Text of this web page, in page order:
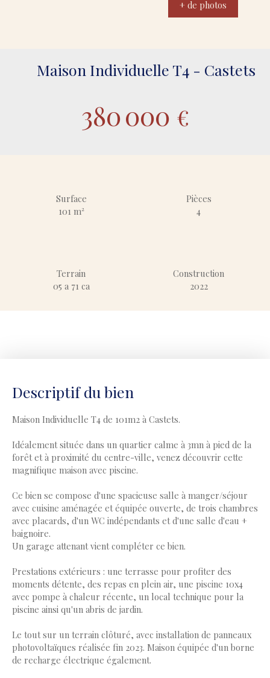
+ de photos
Maison Individuelle T4 - Castets
380 000 €
Surface
101 m²
Pièces
4
Terrain
05 a 71 ca
Construction
2022
Descriptif du bien
Maison Individuelle T4 de 101m2 à Castets.
Idéalement située dans un quartier calme à 3mn à pied de la
forêt et à proximité du centre-ville, venez découvrir cette
magnifique maison avec piscine.
Ce bien se compose d'une spacieuse salle à manger/séjour
avec cuisine aménagée et équipée ouverte, de trois chambres
avec placards, d'un WC indépendants et d'une salle d'eau +
baignoire.
Un garage attenant vient compléter ce bien.
Prestations extérieurs : une terrasse pour profiter des
moments détente, des repas en plein air, une piscine 10x4
avec pompe à chaleur récente, un local technique pour la
piscine ainsi qu'un abris de jardin.
Le tout sur un terrain clôturé, avec installation de panneaux
photovoltaïques réalisée fin 2023. Maison équipée d'un borne
de recharge électrique également.